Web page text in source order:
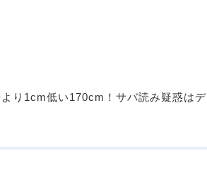
り1cm低い170cm！サバ読み疑惑はデ